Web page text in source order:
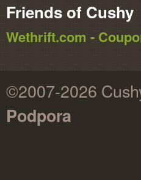
Friends of Cushy
Wethrift.com -
©2007-2026
Podpora